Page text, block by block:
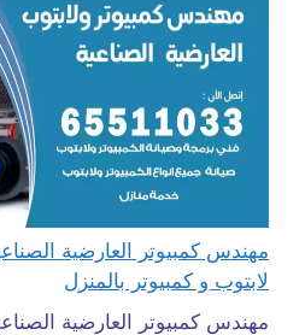
لابتوب و كمبيوتر بالمنزل
مهندس كمبيوتر العارضية